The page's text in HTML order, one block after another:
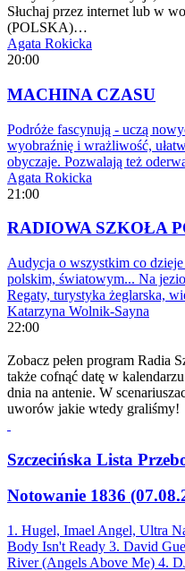
Słuchaj przez internet lub w
(POLSKA)…
Agata Rokicka
20:00
MACHINA CZASU
Podróże fascynują - uczą
wyobraźnię i wrażliwość,
obyczaje. Pozwalają też
Agata Rokicka
21:00
RADIOWA SZKOŁA
Audycja o wszystkim co
polskim, światowym... Na
Regaty, turystyka żeglarska,
Katarzyna Wolnik-Sayna
22:00
Zobacz pełen program Radia
także cofnąć datę w
dnia na antenie. W
uworów jakie wtedy graliśmy!
Szczecińska Lista
Notowanie 1836
1. Hugel, Imael Angel, Ultra
Body Isn't Ready 3. David
River (Angels Above Me) 4.